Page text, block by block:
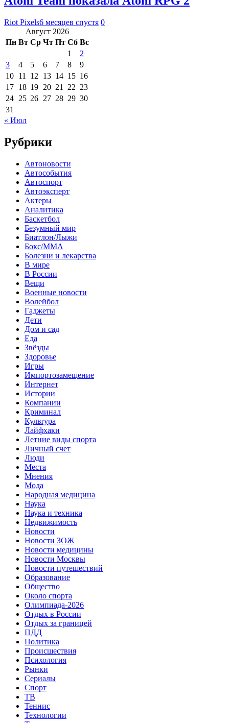
Riot Pixels6 месяцев спустя 0
Август 2026
Пн Вт Ср Чт Пт Сб Вс
1
2
3
4 5 6 7 8
9
10 11 12 13 14 15 16
17 18 19 20 21 22 23
24 25 26 27 28 29 30
31
« Июл
Рубрики
Автоновости
Автособытия
Автоспорт
Автоэксперт
Актеры
Аналитика
Баскетбол
Безумный мир
Биатлон/Лыжи
Бокс/MMA
Болезни и лекарства
В мире
В России
Вещи
Военные новости
Волейбол
Гаджеты
Дети
Дом и сад
Еда
Звёзды
Здоровье
Игры
Импортозамещение
Интернет
Истории
Компании
Криминал
Культура
Лайфхаки
Летние виды спорта
Личный счет
Люди
Места
Мнения
Мода
Народная медицина
Наука
Наука и техника
Недвижимость
Новости
Новости ЗОЖ
Новости медицины
Новости Москвы
Новости путешествий
Образование
Общество
Около спорта
Олимпиада-2026
Отдых в России
Отдых за границей
ПДД
Политика
Происшествия
Психология
Рынки
Сериалы
Спорт
ТВ
Теннис
Технологии